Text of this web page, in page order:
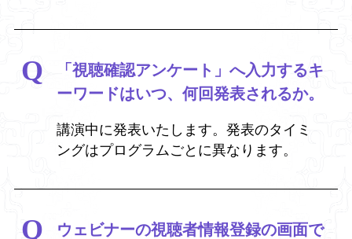
「視聴確認アンケート」へ入力するキ
ーワードはいつ、何回発表されるか。
講演中に発表いたします。発表のタイミ
ングはプログラムごとに異なります。
ウェビナーの視聴者情報登録の画面で